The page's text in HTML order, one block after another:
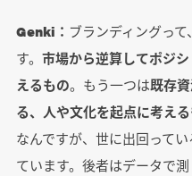
Genki： ブランディングっ
す。 市場から逆算してポジ
えるもの。もう一つは既存
る、人や文化を起点に考え
なんですが、世に出回って
ています。後者はデータで